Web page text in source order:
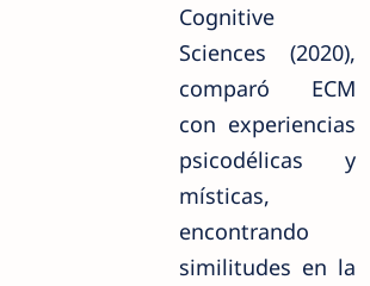
Cognitive
Sciences (2020),
comparó ECM
con experiencias
psicodélicas y
místicas,
encontrando
similitudes en la